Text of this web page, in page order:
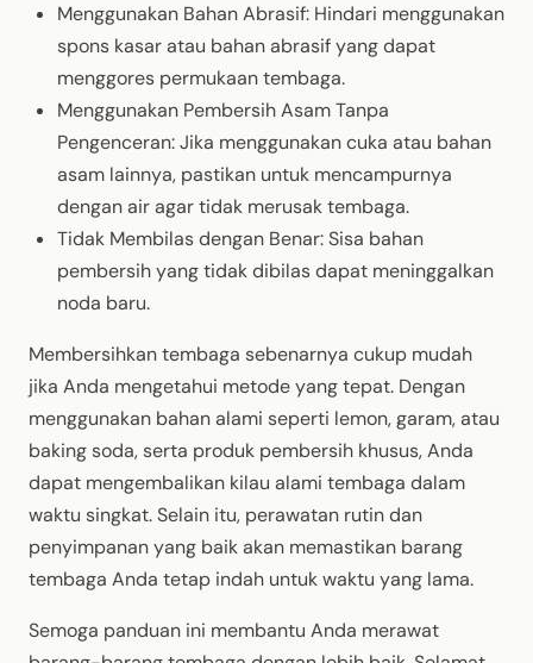
Menggunakan Bahan Abrasif: Hindari menggunakan
spons kasar atau bahan abrasif yang dapat
menggores permukaan tembaga.
Menggunakan Pembersih Asam Tanpa
Pengenceran: Jika menggunakan cuka atau bahan
asam lainnya, pastikan untuk mencampurnya
dengan air agar tidak merusak tembaga.
Tidak Membilas dengan Benar: Sisa bahan
pembersih yang tidak dibilas dapat meninggalkan
noda baru.
Membersihkan tembaga sebenarnya cukup mudah
jika Anda mengetahui metode yang tepat. Dengan
menggunakan bahan alami seperti lemon, garam, atau
baking soda, serta produk pembersih khusus, Anda
dapat mengembalikan kilau alami tembaga dalam
waktu singkat. Selain itu, perawatan rutin dan
penyimpanan yang baik akan memastikan barang
tembaga Anda tetap indah untuk waktu yang lama.
Semoga panduan ini membantu Anda merawat